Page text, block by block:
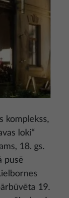
komplekss,
loki“
18. gs.
pusē
19.